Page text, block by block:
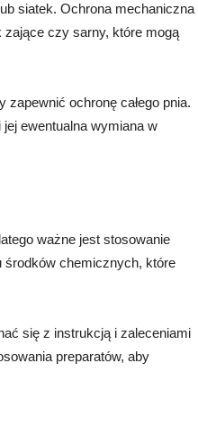
siatek. Ochrona mechaniczna
czy sarny, które mogą
ochronę całego pnia.
ewentualna wymiana w
ważne jest stosowanie
środków chemicznych, które
się z instrukcją i zaleceniami
preparatów, aby